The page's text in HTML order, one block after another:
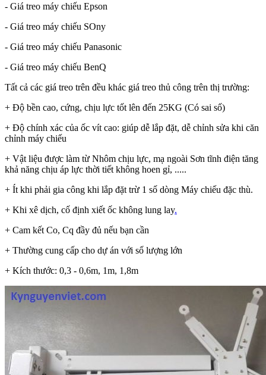
- Giá treo máy chiếu Epson
- Giá treo máy chiếu SOny
- Giá treo máy chiếu Panasonic
- Giá treo máy chiếu BenQ
Tất cả các giá treo trên đều khác giá treo thủ công trên thị trường:
+ Độ bền cao, cứng, chịu lực tốt lên đến 25KG (Có sai số)
+ Độ chính xác của ốc vít cao: giúp dễ lắp đặt, dễ chỉnh sửa khi căn
chỉnh máy chiếu
+ Vật liệu được làm từ Nhôm chịu lực, mạ ngoài Sơn tĩnh điện tăng
khả năng chịu áp lực thời tiết không hoen gỉ, .....
+ Ít khi phải gia công khi lắp đặt trừ 1 số dòng Máy chiếu đặc thù.
+ Khi xê dịch, cố định xiết ốc không lung lay.
+ Cam kết Co, Cq đầy đủ nếu bạn cần
+ Thường cung cấp cho dự án với số lượng lớn
+ Kích thước: 0,3 - 0,6m, 1m, 1,8m